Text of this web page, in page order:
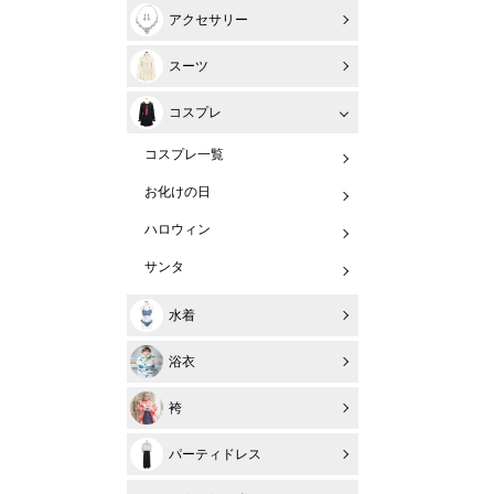
アクセサリー
スーツ
コスプレ
コスプレ一覧
お化けの日
ハロウィン
サンタ
水着
浴衣
袴
パーティドレス